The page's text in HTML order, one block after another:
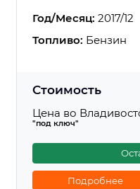
Год/Месяц: 2017/12
Топливо: Бензин
Стоимость
Цена во
"под ключ"
Подробнее